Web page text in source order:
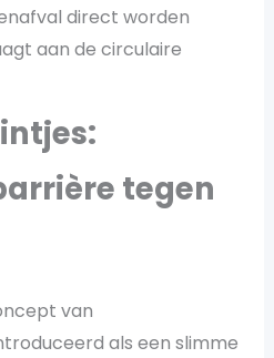
direct worden
aan de circulaire
tegen
van
als een slimme